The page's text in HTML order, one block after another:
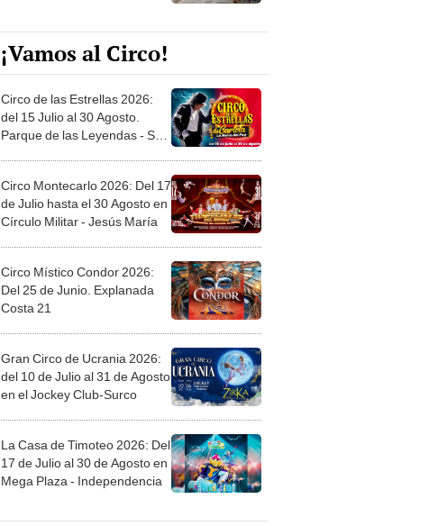
¡Vamos al Circo!
Circo de las Estrellas 2026:
del 15 Julio al 30 Agosto.
Parque de las Leyendas - San
Circo Montecarlo 2026: Del 17
de Julio hasta el 30 Agosto en
Círculo Militar - Jesús María
Circo Místico Condor 2026:
Del 25 de Junio. Explanada
Costa 21
Gran Circo de Ucrania 2026:
del 10 de Julio al 31 de Agosto
en el Jockey Club-Surco
La Casa de Timoteo 2026: Del
17 de Julio al 30 de Agosto en
Mega Plaza - Independencia